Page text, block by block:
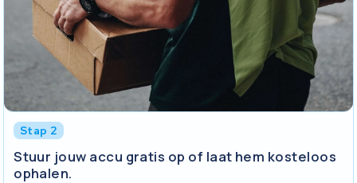
Stap 2
Stuur jouw accu gratis op of laat hem kosteloos
ophalen.